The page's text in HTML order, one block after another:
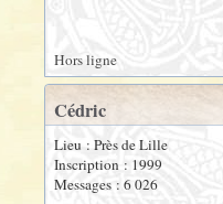
Hors ligne
Cédric
Lieu : Près de Lille
Inscription : 1999
Messages : 6 026